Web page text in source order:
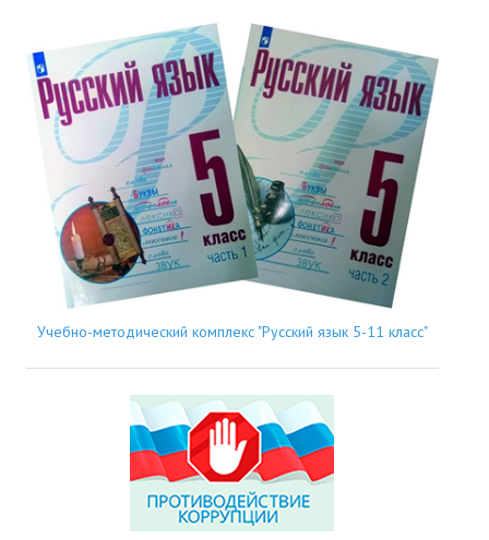
Учебно-методический комплекс "Русский язык 5-11 класс"